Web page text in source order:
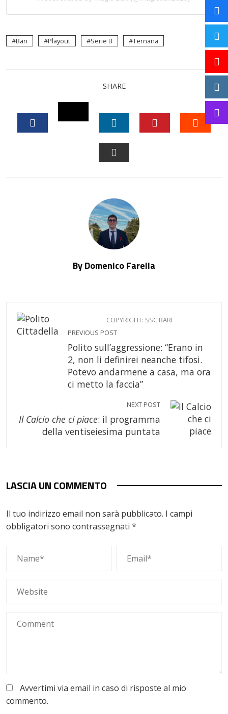
Bari Playout Serie B Ternana
SHARE
TWITTER
LINKEDIN
By Domenico Farella
COPYRIGHT: SSC BARI
PREVIOUS POST
Polito sull’aggressione: “Erano in
2, non li definirei neanche tifosi.
Potevo andarmene a casa, ma ora
ci metto la faccia”
NEXT POST
Il Calcio che ci piace: il programma
della ventiseiesima puntata
LASCIA UN COMMENTO
Il tuo indirizzo email non sarà pubblicato. I campi
obbligatori sono contrassegnati *
Avvertimi via email in caso di risposte al mio
commento.